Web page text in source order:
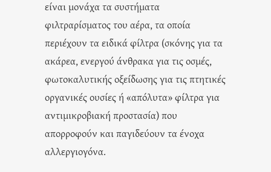
είναι μονάχα τα συστήματα
φιλτραρίσματος του αέρα, τα οποία
περιέχουν τα ειδικά φίλτρα (σκόνης για τα
ακάρεα, ενεργού άνθρακα για τις οσμές,
φωτοκαλυτικής οξείδωσης για τις πτητικές
οργανικές ουσίες ή «απόλυτα» φίλτρα για
αντιμικροβιακή προστασία) που
απορροφούν και παγιδεύουν τα ένοχα
αλλεργιογόνα.